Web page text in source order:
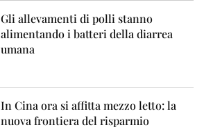
Gli allevamenti di polli stanno
alimentando i batteri della diarrea
umana
In Cina ora si affitta mezzo letto: la
nuova frontiera del risparmio